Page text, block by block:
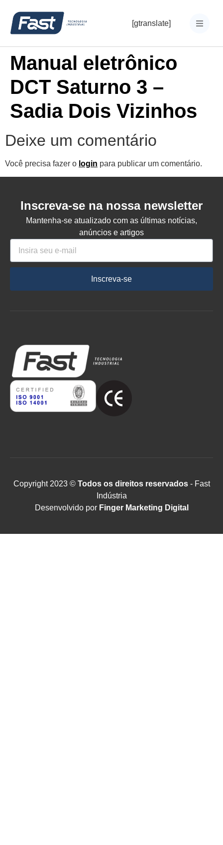
[gtranslate]
Manual eletrônico
DCT Saturno 3 –
Sadia Dois Vizinhos
Deixe um comentário
Você precisa fazer o login para publicar um comentário.
Inscreva-se na nossa newsletter
Mantenha-se atualizado com as últimas notícias,
anúncios e artigos
Inscreva-se
Copyright 2023 ©Todos os direitos reservados- Fast
Indústria
Desenvolvido por Finger Marketing Digital